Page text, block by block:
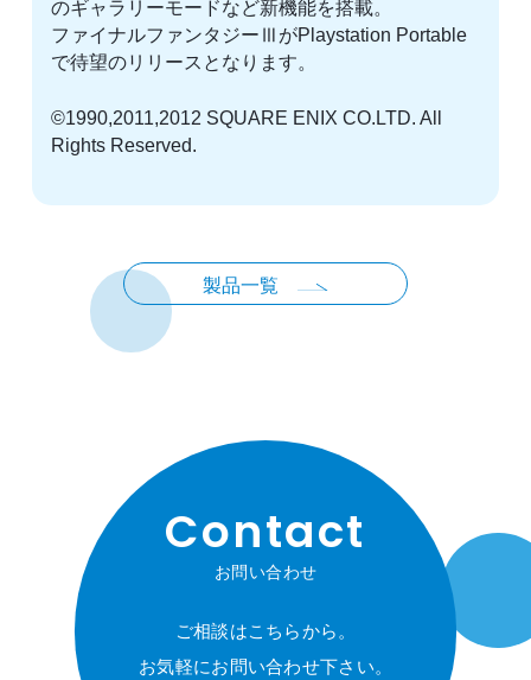
のギャラリーモードなど新機能を搭載。
ファイナルファンタジーⅢがPlaystation Portable
で待望のリリースとなります。
©1990,2011,2012 SQUARE ENIX CO.LTD. All
Rights Reserved.
製品一覧
Contact
お問い合わせ
ご相談はこちらから。
お気軽にお問い合わせ下さい。